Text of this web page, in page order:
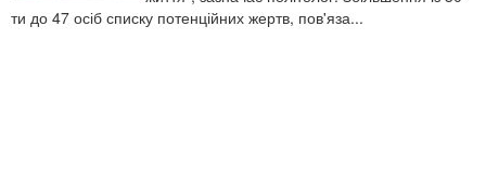
ти до 47 осіб списку потенційних жертв, пов'яза...